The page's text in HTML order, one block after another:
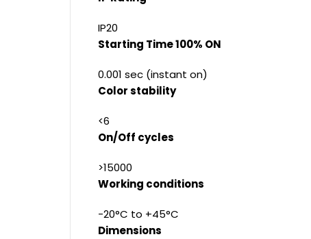
IP20
Starting Time 100% ON
0.001 sec (instant on)
Color stability
<6
On/Off cycles
>15000
Working conditions
-20°C to +45°C
Dimensions